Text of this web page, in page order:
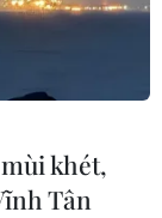
khét,
Tân